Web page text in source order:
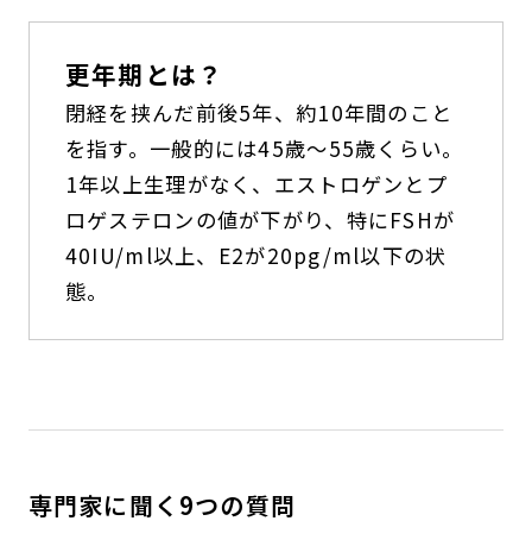
更年期とは？
閉経を挟んだ前後5年、約10年間のこと
を指す。一般的には45歳～55歳くらい。
1年以上生理がなく、エストロゲンとプ
ロゲステロンの値が下がり、特にFSHが
40IU/ml以上、E2が20pg/ml以下の状
態。
専門家に聞く9つの質問